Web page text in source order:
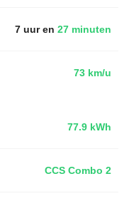
7 uur en 27 minuten
73 km/u
77.9 kWh
CCS Combo 2